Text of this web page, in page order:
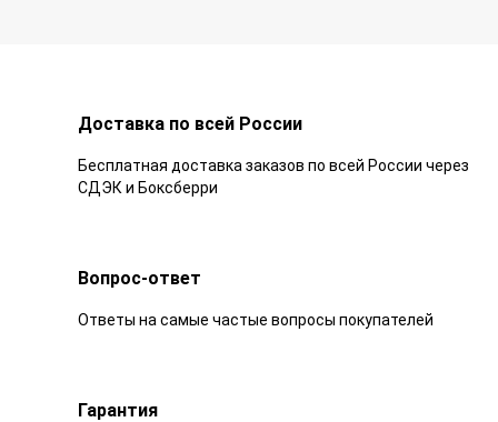
Доставка по всей России
Бесплатная доставка заказов по всей России через
СДЭК и Боксберри
Вопрос-ответ
Ответы на самые частые вопросы покупателей
Гарантия